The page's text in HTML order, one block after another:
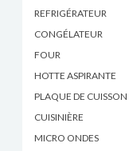
REFRIGÉRATEUR
CONGÉLATEUR
FOUR
HOTTE ASPIRANTE
PLAQUE DE CUISSON
CUISINIÈRE
MICRO ONDES